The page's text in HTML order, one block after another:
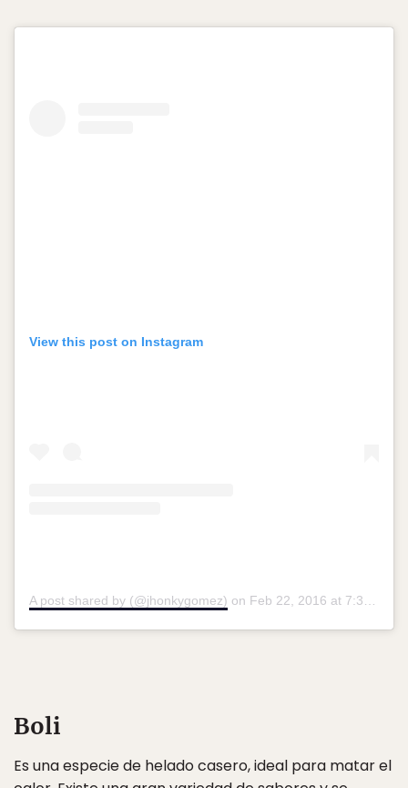
View this post on Instagram
A post shared by (@jhonkygomez) on Feb 22, 2016 at 7:37am PST
Boli
Es una especie de helado casero, ideal para matar el